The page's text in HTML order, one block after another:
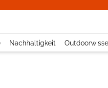
Nachhaltigkeit